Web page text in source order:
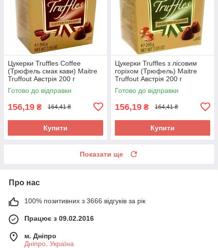
Цукерки Truffles Coffee
(Трюфель смак кави) Maitre
Truffout Австрія 200 г
Готово до відправки
156,19 ₴ 164,41 ₴
Купити
Цукерки Truffles з лісовим
горіхом (Трюфель) Maitre
Truffout Австрія 200 г
Готово до відправки
156,19 ₴ 164,41 ₴
Купити
Показати ще
Про нас
100% позитивних з 3666 відгуків за рік
Працює з 09.02.2016
м. Дніпро
Дніпро, Україна